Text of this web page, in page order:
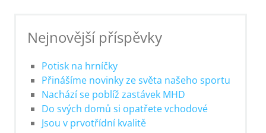
Nejnovější příspěvky
Potisk na hrníčky
Přinášíme novinky ze světa našeho sportu
Nachází se poblíž zastávek MHD
Do svých domů si opatřete vchodové
Jsou v prvotřídní kvalitě